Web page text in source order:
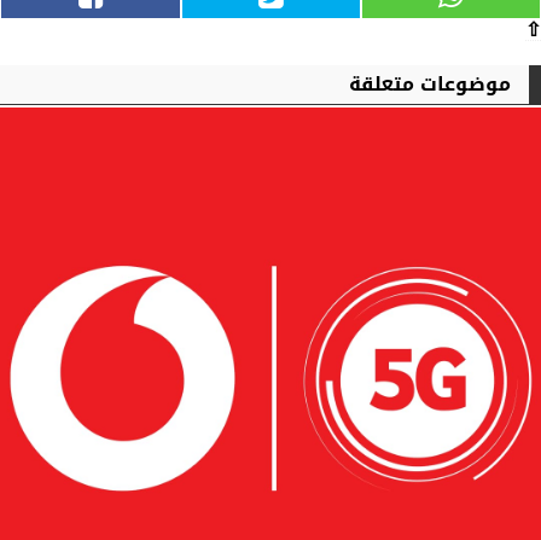
⇧
موضوعات متعلقة